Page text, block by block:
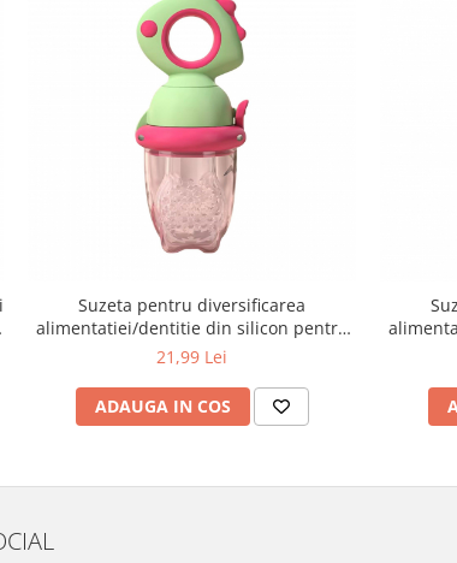
Suzeta pentru diversificarea
alimentatiei/dentitie din silicon pentru
fructe si piure proaspat, Verde/Fucsia
21,99 Lei
ADAUGA IN COS